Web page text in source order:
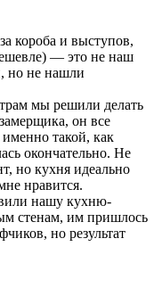
короба и выступов,
— это не наш
но не нашли
мы решили делать
он все
такой, как
окончательно. Не
но кухня идеально
нравится.
нашу кухню-
стенам, им пришлось
но результат